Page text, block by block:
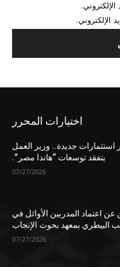
الإلكتروني.
اختيارات المحرر
استثمارات جديدة.. وزير العمل
يتفقد توسعات “هاندا مصر”.
07/27/2026
عن اعتماد المدربين الأوائل في
البيطري بمعهد بحوث الإنجاب
07/27/2026